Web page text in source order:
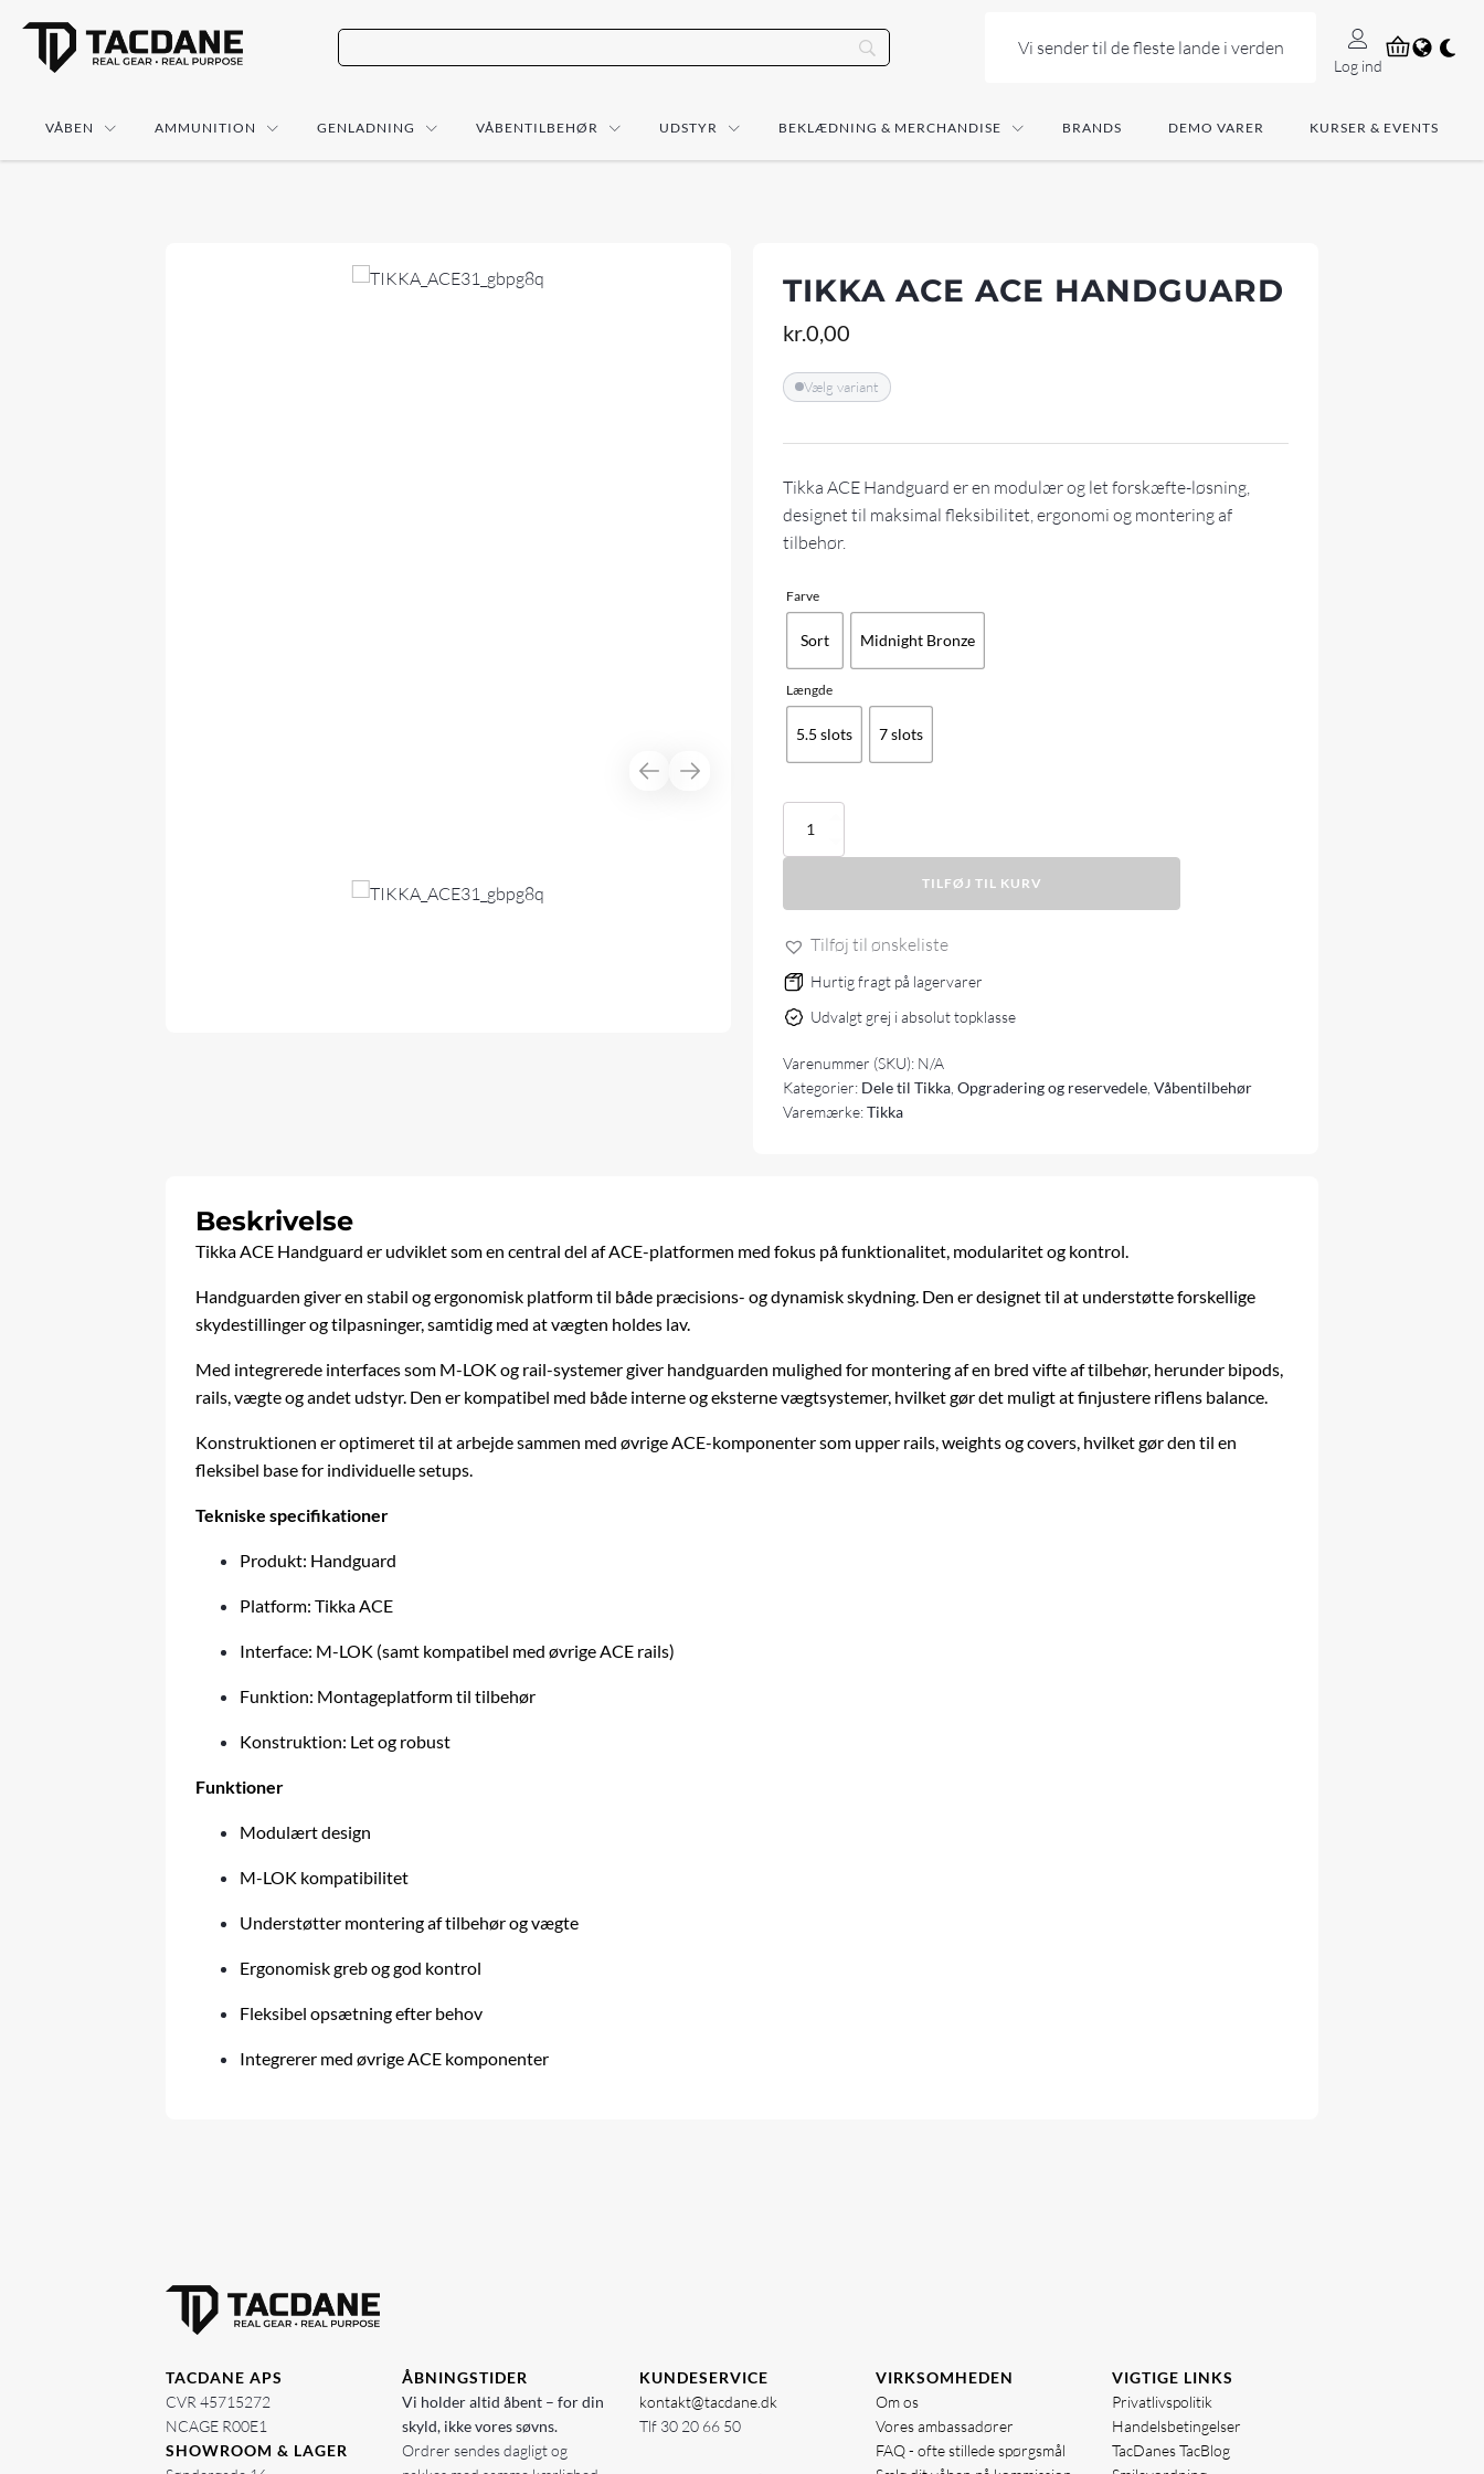
Vi sender til de fleste lande i verden
Log ind
VÅBEN AMMUNITION GENLADNING VÅBENTILBEHØR UDSTYR BEKLÆDNING & MERCHANDISE BRANDS DEMO VARER KURSER & EVENTS
TIKKA ACE ACE HANDGUARD
kr.0,00
Vælg variant
Tikka ACE Handguard er en modulær og let forskæfte-løsning,
designet til maksimal fleksibilitet, ergonomi og montering af
tilbehør.
Farve
Sort Midnight Bronze
Længde
5.5 slots 7 slots
Tikka
ACE
antal
TILFØJ TIL KURV
Tilføj til ønskeliste
Hurtig fragt på lagervarer
Udvalgt grej i absolut topklasse
Varenummer (SKU): N/A
Kategorier: Dele til Tikka ,Opgradering og reservedele ,Våbentilbehør
Varemærke:Tikka
Beskrivelse
Tikka ACE Handguard er udviklet som en central del af ACE-platformen med fokus på funktionalitet, modularitet og kontrol.
Handguarden giver en stabil og ergonomisk platform til både præcisions- og dynamisk skydning. Den er designet til at understøtte forskellige
skydestillinger og tilpasninger, samtidig med at vægten holdes lav.
Med integrerede interfaces som M-LOK og rail-systemer giver handguarden mulighed for montering af en bred vifte af tilbehør, herunder bipods,
rails, vægte og andet udstyr. Den er kompatibel med både interne og eksterne vægtsystemer, hvilket gør det muligt at finjustere riflens balance.
Konstruktionen er optimeret til at arbejde sammen med øvrige ACE-komponenter som upper rails, weights og covers, hvilket gør den til en
fleksibel base for individuelle setups.
Tekniske specifikationer
Produkt: Handguard
Platform: Tikka ACE
Interface: M-LOK (samt kompatibel med øvrige ACE rails)
Funktion: Montageplatform til tilbehør
Konstruktion: Let og robust
Funktioner
Modulært design
M-LOK kompatibilitet
Understøtter montering af tilbehør og vægte
Ergonomisk greb og god kontrol
Fleksibel opsætning efter behov
Integrerer med øvrige ACE komponenter
TACDANE APS
CVR 45715272
NCAGE R00E1
SHOWROOM & LAGER
ÅBNINGSTIDER
Vi holder altid åbent – for din
skyld, ikke vores søvns.
Ordrer sendes dagligt og
KUNDESERVICE
kontakt@tacdane.dk
Tlf 30 20 66 50
VIRKSOMHEDEN
Om os
Vores ambassadører
FAQ - ofte stillede spørgsmål
VIGTIGE LINKS
Privatlivspolitik
Handelsbetingelser
TacDanes TacBlog